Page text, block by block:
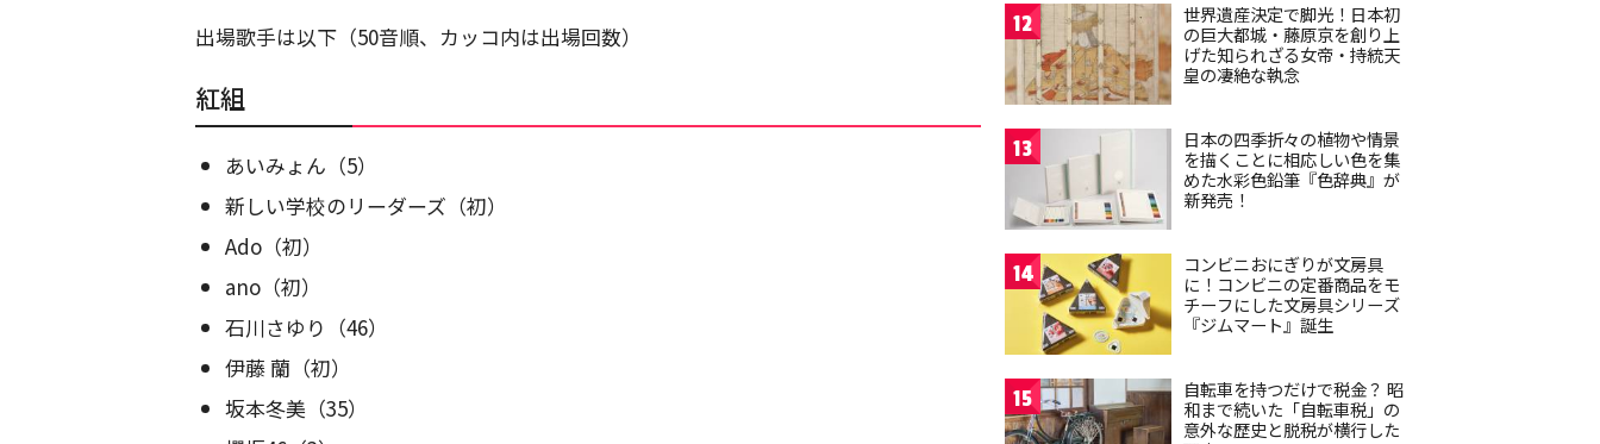
出場歌手は以下（50音順、カッコ内は出場回数）
紅組
あいみょん（5）
新しい学校のリーダーズ（初）
Ado（初）
ano（初）
石川さゆり（46）
伊藤 蘭（初）
坂本冬美（35）
12
世界遺産決定で脚光！日本初
の巨大都城・藤原京を創り上
げた知られざる女帝・持統天
皇の凄絶な執念
13
日本の四季折々の植物や情景
を描くことに相応しい色を集
めた水彩色鉛筆『色辞典』が
新発売！
14
コンビニおにぎりが文房具
に！コンビニの定番商品をモ
チーフにした文房具シリーズ
『ジムマート』誕生
15
自転車を持つだけで税金？ 昭
和まで続いた「自転車税」の
意外な歴史と脱税が横行した